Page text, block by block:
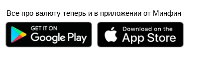
Все про валюту теперь и в приложении от Минфин